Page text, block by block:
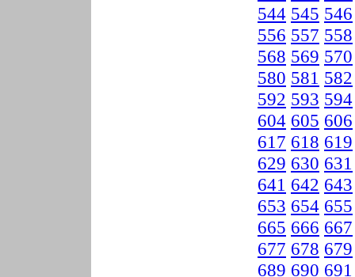
544 545 546
556 557 558
568 569 570
580 581 582
592 593 594
604 605 606
617 618 619
629 630 631
641 642 643
653 654 655
665 666 667
677 678 679
689 690 691